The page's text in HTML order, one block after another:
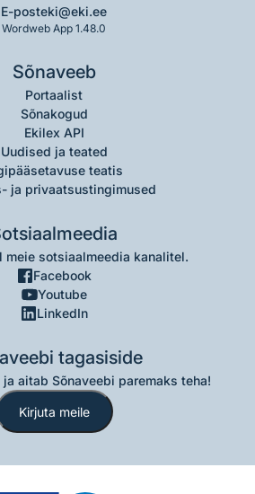
E-posteki@eki.ee
Wordweb App 1.48.0
Sõnaveeb
Portaalist
Sõnakogud
Ekilex API
Uudised ja teated
teatis
ja privaatsustingimused
meie sotsiaalmeedia kanalitel.
Facebook
Youtube
LinkedIn
tagasiside
aitab Sõnaveebi paremaks teha!
Kirjuta meile